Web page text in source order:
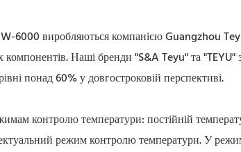
6000виробляються компанією Guangzhou
Наші бренди "S&A Teyu" та
понад 60% у довгостроковій перспективі.
контролю температури: постійній
режим контролю температури. У